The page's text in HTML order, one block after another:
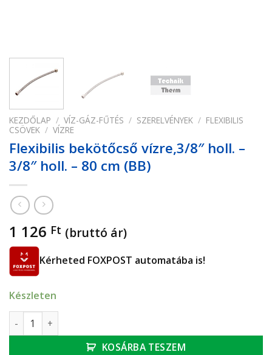
KEZDŐLAP / VÍZ-GÁZ-FŰTÉS / SZERELVÉNYEK / FLEXIBILIS
CSÖVEK / VÍZRE
Flexibilis bekötőcső vízre,3/8″ holl. –
3/8″ holl. – 80 cm (BB)
1 126 Ft (bruttó ár)
Kérheted FOXPOST automatába is!
Készleten
Flexibilis bekötőcső vízre,3/8" holl. - 3/8" holl. - 80 cm (BB)
KOSÁRBA TESZEM